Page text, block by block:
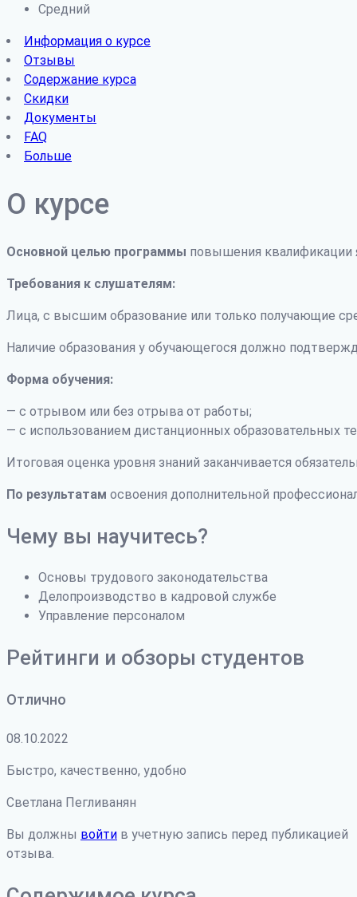
Средний
Информация о курсе
Отзывы
Содержание курса
Скидки
Документы
FAQ
Больше
О курсе
Основной целью программы повышения квалификации
Требования к слушателям:
Лица, с высшим образование или только получающие
Наличие образования у обучающегося должно
Форма обучения:
— с отрывом или без отрыва от работы;
— с использованием дистанционных образовательных
Итоговая оценка уровня знаний заканчивается
По результатам освоения дополнительной
Чему вы научитесь?
Основы трудового законодательства
Делопроизводство в кадровой службе
Управление персоналом
Рейтинги и обзоры студентов
Отлично
08.10.2022
Быстро, качественно, удобно
Светлана Пегливанян
Вы должны войти в учетную запись перед публикацией
отзыва.